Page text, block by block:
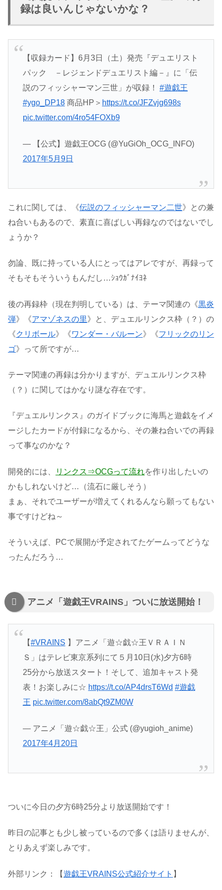
録は良いんじゃないかな？
【収録カード】6月3日（土）発売『デュエリスト
パック －レジェンドデュエリスト編－』に「伝
説のフィッシャーマン三世」が収録！ #遊戯王
#ygo_DP18商品HP＞ https://t.co/JFZvjg698s
pic.twitter.com/4ro54FOXb9
— 【公式】遊戯王OCG (@YuGiOh_OCG_INFO)
2017年5月9日
これに関しては、《伝説のフィッシャーマン二世》との兼
ね合いもあるので、素直に喜ばしい再録なのではないでし
ょうか？
勿論、既に持っている人にとってはアレですが、再録って
そもそもそういうもんだし…ｼｮｳｶﾞﾅｲﾖﾈ
後の再録枠（現在判明している）は、テーマ関連の《黒炎
弾》《アマゾネスの里》と、デュエルリンクス枠（？）の
《クリボール》《ワンダー・バルーン》《フリックのリン
ゴ》って所ですが…
テーマ関連の再録は分かりますが、デュエルリンクス枠
（？）に関してはかなり謎な存在です。
『デュエルリンクス』のガイドブックに海馬と遊戯をイメ
ージしたカードが付録になるから、その兼ね合いでの再録
って事なのかな？
開発的には、 リンクス⇒OCGって流れを作り出したいの
かもしれないけど…（流石に厳しそう）
まぁ、それでユーザーが増えてくれるんなら願ってもない
事ですけどね～
そういえば、PCで展開が予定されてたゲームってどうな
ったんだろう…
アニメ「遊戯王VRAINS」ついに放送開始！
【#VRAINS 】アニメ「遊☆戯☆王ＶＲＡＩＮ
Ｓ」はテレビ東京系列にて５月10日(水)夕方6時
25分から放送スタート！そして、追加キャスト発
表！お楽しみに☆ https://t.co/AP4drsT6Wd #遊戯
王 pic.twitter.com/8abQt9ZM0W
— アニメ「遊☆戯☆王」公式 (@yugioh_anime)
2017年4月20日
ついに今日の夕方6時25分より放送開始です！
昨日の記事とも少し被っているので多くは語りませんが、
とりあえず楽しみです。
外部リンク：【遊戯王VRAINS公式紹介サイト 】